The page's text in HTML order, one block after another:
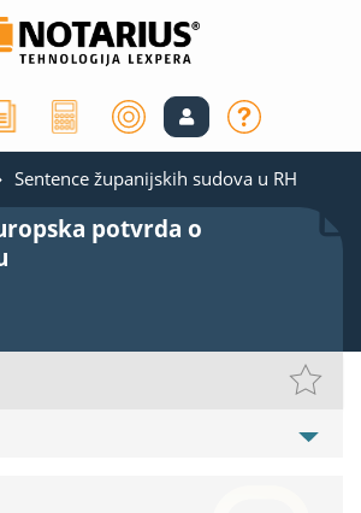
Sentence županijskih sudova u RH
potvrda o